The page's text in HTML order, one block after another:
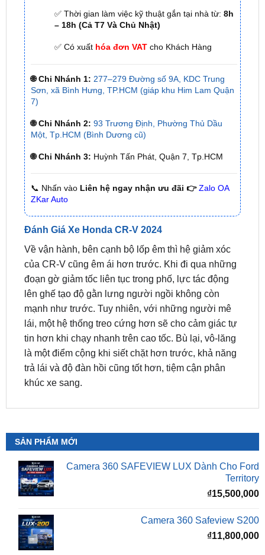
✅ Có xuấthóa đơn VATcho Khách Hàng
🌐 Chi Nhánh 1: 277–279 Đường số 9A, KDC Trung
🌐 Chi Nhánh 2: 93 Trương Định, Phường Thủ Dầu
Một, Tp.HCM (Bình Dương cũ)
🌐 Chi Nhánh 3: Huỳnh Tấn Phát, Quận 7, Tp.HCM
📞 Nhấn vàoLiên hệ ngay nhận ưu đãi 👉 Zalo OA
Đánh Giá Xe Honda CR-V 2024
Về vận hành, bên cạnh bộ lốp êm thì hệ giảm xóc
của CR-V cũng êm ái hơn trước. Khi đi qua những
đoạn gờ giảm tốc liên tục trong phố, lực tác động
lên ghế tạo độ gằn lưng người ngồi không còn
mạnh như trước. Tuy nhiên, với những người mê
lái, một hệ thống treo cứng hơn sẽ cho cảm giác tự
tin hơn khi chạy nhanh trên cao tốc. Bù lại, vô-lăng
là một điểm cộng khi siết chặt hơn trước, khả năng
trả lái và độ đàn hồi cũng tốt hơn, tiệm cận phân
khúc xe sang.
SẢN PHẨM MỚI
Camera 360 SAFEVIEW LUX Dành Cho Ford
₫15,500,000
Camera 360 Safeview S200
Camera 360 Safeview S300